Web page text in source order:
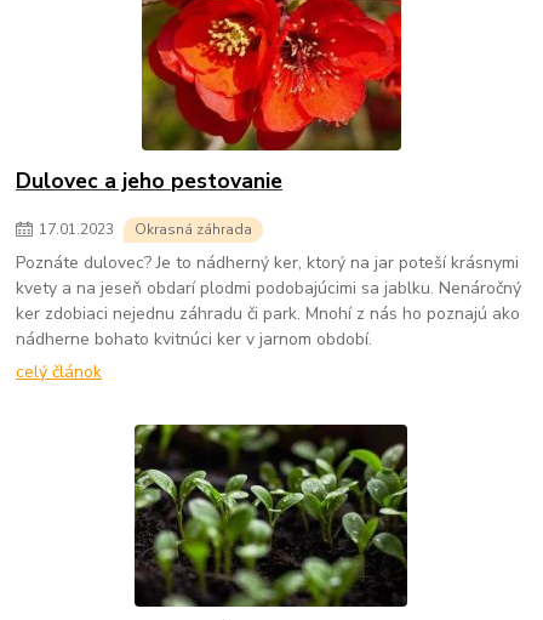
Dulovec a jeho pestovanie
17.01.2023 Okrasná záhrada
Poznáte dulovec? Je to nádherný ker, ktorý na jar poteší krásnymi
kvety a na jeseň obdarí plodmi podobajúcimi sa jablku. Nenáročný
ker zdobiaci nejednu záhradu či park. Mnohí z nás ho poznajú ako
nádherne bohato kvitnúci ker v jarnom období.
celý článok